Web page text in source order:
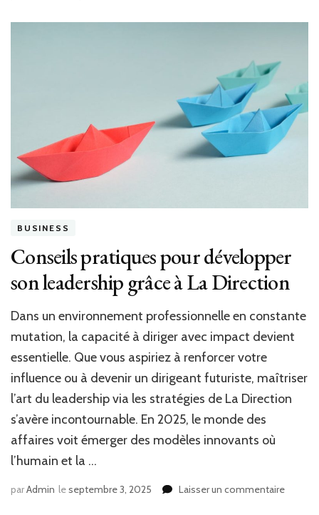
les
monde
animal
avec
BUSINESS
Conseils pratiques pour développer
son leadership grâce à La Direction
Dans un environnement professionnelle en constante
mutation, la capacité à diriger avec impact devient
essentielle. Que vous aspiriez à renforcer votre
influence ou à devenir un dirigeant futuriste, maîtriser
l’art du leadership via les stratégies de La Direction
s’avère incontournable. En 2025, le monde des
affaires voit émerger des modèles innovants où
l’humain et la …
parAdmin leseptembre 3, 2025 Laisser un commentairesur